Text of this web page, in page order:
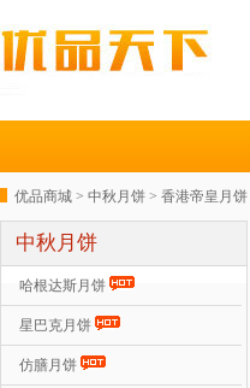
优品商城 > 中秋月饼 > 香港帝皇月饼
中秋月饼
哈根达斯月饼
星巴克月饼
仿膳月饼